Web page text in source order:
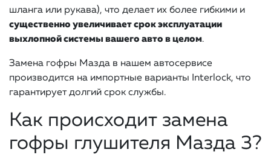
шланга или рукава), что делает их более гибкими и
существенно увеличивает срок эксплуатации
выхлопной системы вашего авто в целом.
Замена гофры Мазда в нашем автосервисе
производится на импортные варианты Interlock, что
гарантирует долгий срок службы.
Как происходит замена
гофры глушителя Мазда 3?